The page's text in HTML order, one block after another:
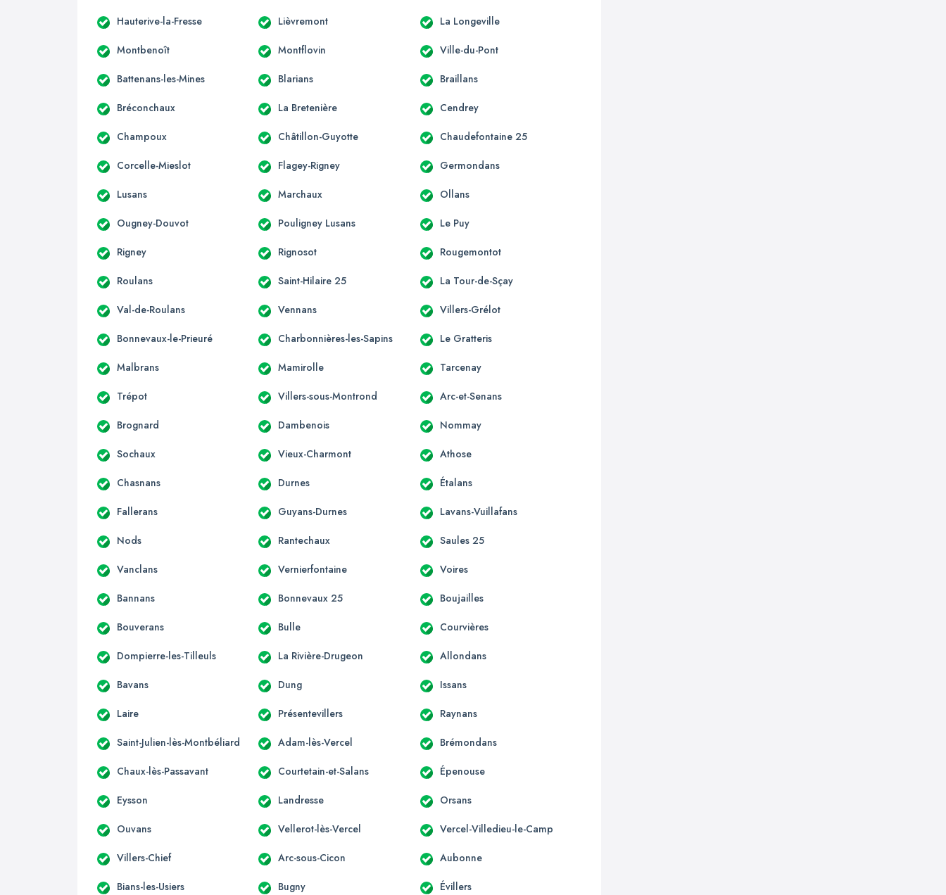
Hauterive-la-Fresse Lièvremont La Longeville
Montbenoît Montflovin Ville-du-Pont
Battenans-les-Mines Blarians Braillans
Bréconchaux La Bretenière Cendrey
Champoux Châtillon-Guyotte Chaudefontaine 25
Corcelle-Mieslot Flagey-Rigney Germondans
Lusans Marchaux Ollans
Ougney-Douvot Pouligney Lusans Le Puy
Rigney Rignosot Rougemontot
Roulans Saint-Hilaire 25 La Tour-de-Sçay
Val-de-Roulans Vennans Villers-Grélot
Bonnevaux-le-Prieuré Charbonnières-les-Sapins Le Gratteris
Malbrans Mamirolle Tarcenay
Trépot Villers-sous-Montrond Arc-et-Senans
Brognard Dambenois Nommay
Sochaux Vieux-Charmont Athose
Chasnans Durnes Étalans
Fallerans Guyans-Durnes Lavans-Vuillafans
Nods Rantechaux Saules 25
Vanclans Vernierfontaine Voires
Bannans Bonnevaux 25 Boujailles
Bouverans Bulle Courvières
Dompierre-les-Tilleuls La Rivière-Drugeon Allondans
Bavans Dung Issans
Laire Présentevillers Raynans
Saint-Julien-lès-Montbéliard Adam-lès-Vercel Brémondans
Chaux-lès-Passavant Courtetain-et-Salans Épenouse
Eysson Landresse Orsans
Ouvans Vellerot-lès-Vercel Vercel-Villedieu-le-Camp
Villers-Chief Arc-sous-Cicon Aubonne
Bians-les-Usiers Bugny Évillers